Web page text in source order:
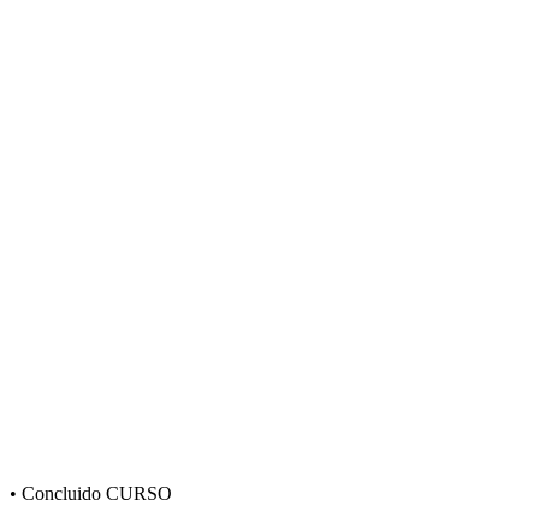
• Concluido CURSO